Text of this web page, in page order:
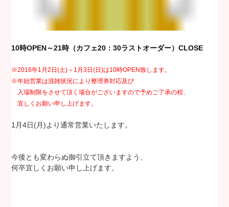
10時OPEN～21時（カフェ20：30ラストオーダー）CLOSE
※2016年1月2日(土)～1月3日(日)は10時OPEN致します。
※年始営業は混雑状況により整理券対応及び
入場制限をさせて頂く場合がございますので予めご了承の程、
宜しくお願い申し上げます。
1月4日(月)より通常営業いたします。
今後とも変わらぬ御引立て頂きますよう、
何卒宜しくお願い申し上げます。